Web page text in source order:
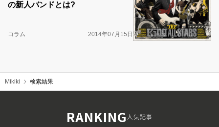
の新人バンドとは?
コラム 2014年07月15日
Mikiki 検索結果
RANKING人気記事